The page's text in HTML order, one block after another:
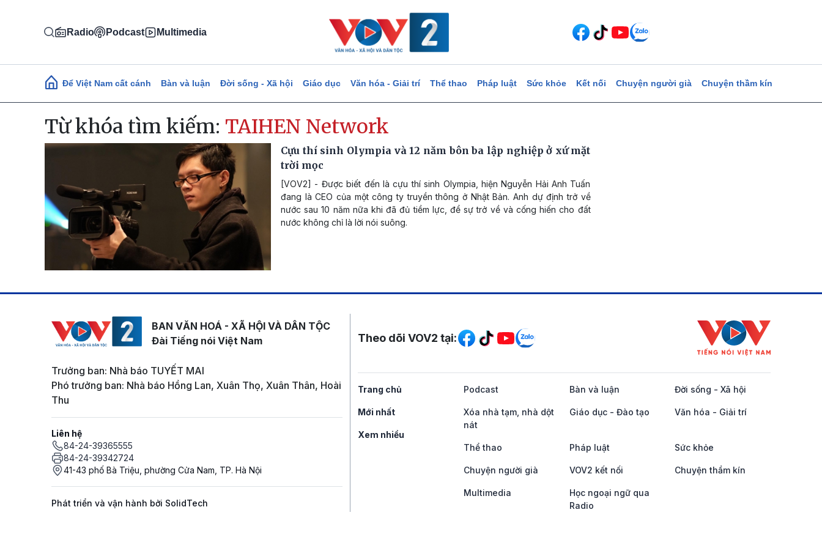
Radio Podcast Multimedia
Main navigation
Để Việt Nam cất cánh Bàn và luận Đời sống - Xã hội Giáo dục Văn hóa - Giải trí Thể thao Pháp luật Sức khỏe Kết nối Chuyện người già Chuyện thầm kín
Từ khóa tìm kiếm: TAIHEN Network
Cựu thí sinh Olympia và 12 năm bôn ba lập nghiệp ở xứ mặt
trời mọc
[VOV2] - Được biết đến là cựu thí sinh Olympia, hiện Nguyễn Hải Anh Tuấn
đang là CEO của một công ty truyền thông ở Nhật Bản. Anh dự định trở về
nước sau 10 năm nữa khi đã đủ tiềm lực, để sự trở về và cống hiến cho đất
nước không chỉ là lời nói suông.
BAN VĂN HOÁ - XÃ HỘI VÀ DÂN TỘC
Đài Tiếng nói Việt Nam
Trưởng ban: Nhà báo TUYẾT MAI
Phó trưởng ban: Nhà báo Hồng Lan, Xuân Thọ, Xuân Thân, Hoài
Thu
Liên hệ
84-24-39365555
84-24-39342724
41-43 phố Bà Triệu, phường Cửa Nam, TP. Hà Nội
Phát triển và vận hành bởi SolidTech
Mạng xã hội
Theo dõi VOV2 tại:
Trang chủ
Mới nhất
Xem nhiều
Podcast Bàn và luận Đời sống - Xã hội
Xóa nhà tạm, nhà dột
nát
Giáo dục - Đào tạo Văn hóa - Giải trí
Thể thao Pháp luật Sức khỏe
Chuyện người già VOV2 kết nối Chuyện thầm kín
Multimedia
Học ngoại ngữ qua
Radio